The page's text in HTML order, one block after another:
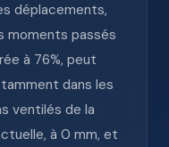
déplacements,
moments passés
à 76%, peut
dans les
ventilés de la
à 0 mm, et